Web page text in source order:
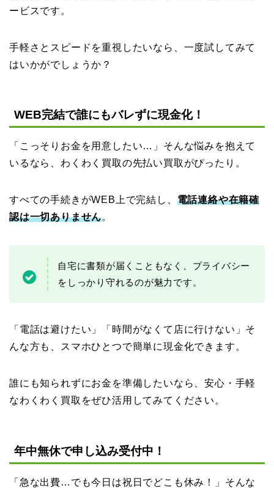
ービスです。
手軽さとスピードを重視したいなら、一度試してみて
はいかがでしょうか？
WEB完結で誰にもバレずに現金化！
「こっそりお金を用意したい…」そんな悩みを抱えて
いるなら、わくわく買取の先払い買取がぴったり。
すべての手続きがWEB上で完結し、 電話連絡や在籍確
認は一切ありません。
自宅に書類が届くこともなく、プライバシー
をしっかり守れるのが魅力です。
「電話は避けたい」「時間がなくて店に行けない」そ
んな方も、スマホひとつで簡単に現金化できます。
誰にも知られずにお金を準備したいなら、安心・手軽
なわくわく買取をぜひ活用してみてください。
年中無休で申し込み受付中！
「急な出費…でも今日は祝日でどこも休み！」そんな